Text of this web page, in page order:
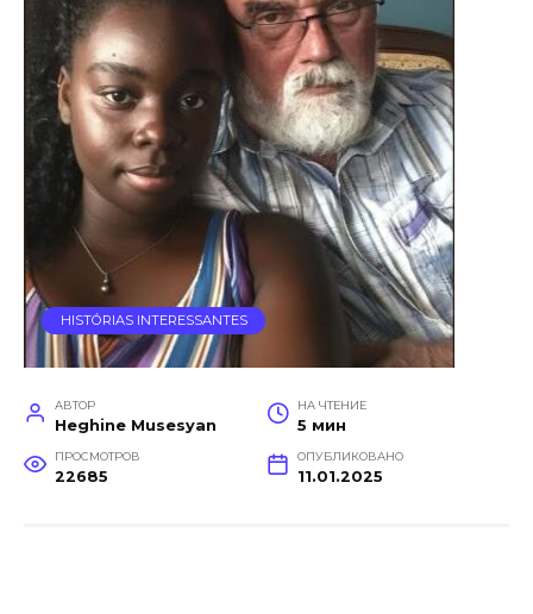
HISTÓRIAS INTERESSANTES
АВТОР
Heghine Musesyan
НА ЧТЕНИЕ
5 мин
ПРОСМОТРОВ
22685
ОПУБЛИКОВАНО
11.01.2025